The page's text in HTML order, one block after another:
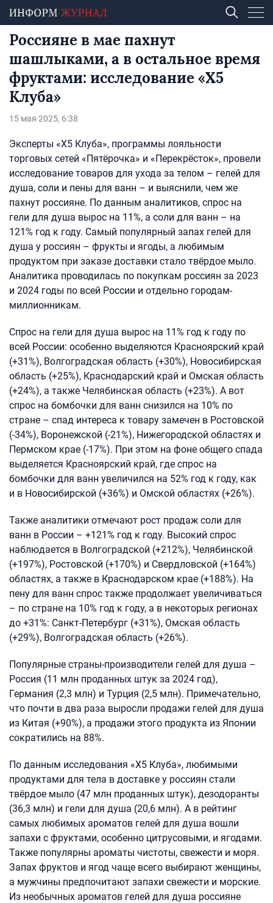
Россияне в мае пахнут
шашлыками, а в остальное время
фруктами: исследование «X5
Клуба»
15 мая 2025, 6:38
Эксперты «X5 Клуба», программы лояльности
торговых сетей «Пятёрочка» и «Перекрёсток», провели
исследование товаров для ухода за телом – гелей для
душа, соли и пены для ванн – и выяснили, чем же
пахнут россияне. По данным аналитиков, спрос на
гели для душа вырос на 11%, а соли для ванн – на
121% год к году. Самый популярный запах гелей для
душа у россиян – фрукты и ягоды, а любимым
продуктом при заказе доставки стало твёрдое мыло.
Аналитика проводилась по покупкам россиян за 2023
и 2024 годы по всей России и отдельно городам-
миллионникам.
Спрос на гели для душа вырос на 11% год к году по
всей России: особенно выделяются Красноярский край
(+31%), Волгоградская область (+30%), Новосибирская
область (+25%), Краснодарский край и Омская область
(+24%), а также Челябинская область (+23%). А вот
спрос на бомбочки для ванн снизился на 10% по
стране – спад интереса к товару замечен в Ростовской
(-34%), Воронежской (-21%), Нижегородской областях и
Пермском крае (-17%). При этом на фоне общего спада
выделяется Красноярский край, где спрос на
бомбочки для ванн увеличился на 52% год к году, как
и в Новосибирской (+36%) и Омской областях (+26%).
Также аналитики отмечают рост продаж соли для
ванн в России – +121% год к году. Высокий спрос
наблюдается в Волгоградской (+212%), Челябинской
(+197%), Ростовской (+170%) и Свердловской (+164%)
областях, а также в Краснодарском крае (+188%). На
пену для ванн спрос также продолжает увеличиваться
– по стране на 10% год к году, а в некоторых регионах
до +31%: Санкт-Петербург (+31%), Омская область
(+29%), Волгоградская область (+26%).
Популярные страны-производители гелей для душа –
Россия (11 млн проданных штук за 2024 год),
Германия (2,3 млн) и Турция (2,5 млн). Примечательно,
что почти в два раза выросли продажи гелей для душа
из Китая (+90%), а продажи этого продукта из Японии
сократились на 88%.
По данным исследования «X5 Клуба», любимыми
продуктами для тела в доставке у россиян стали
твёрдое мыло (47 млн проданных штук), дезодоранты
(36,3 млн) и гели для душа (20,6 млн). А в рейтинг
самых любимых ароматов гелей для душа вошли
запахи с фруктами, особенно цитрусовыми, и ягодами.
Также популярны ароматы чистоты, свежести и моря.
Запах фруктов и ягод чаще всего выбирают женщины,
а мужчины предпочитают запахи свежести и морские.
Из необычных ароматов гелей для душа россияне